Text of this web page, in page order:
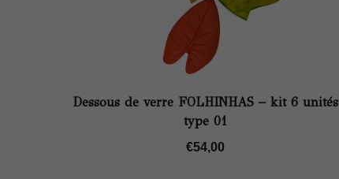
Dessous de verre FOLHINHAS – kit 6 unités
type 01
€54,00